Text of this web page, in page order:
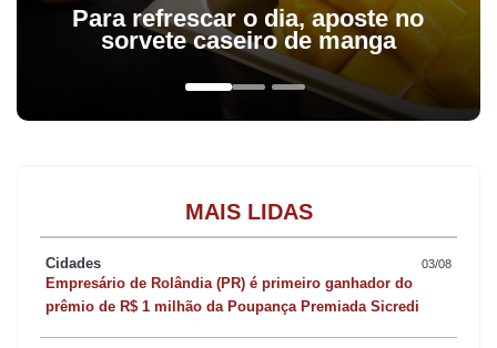
Para refrescar o dia, aposte no
sorvete caseiro de manga
MAIS LIDAS
Cidades 03/08
Empresário de Rolândia (PR) é primeiro ganhador do
prêmio de R$ 1 milhão da Poupança Premiada Sicredi